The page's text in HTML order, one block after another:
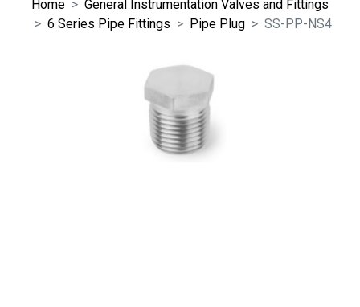
Home
General Instrumentation Valves and Fittings
6 Series Pipe Fittings
Pipe Plug SS-PP-NS4